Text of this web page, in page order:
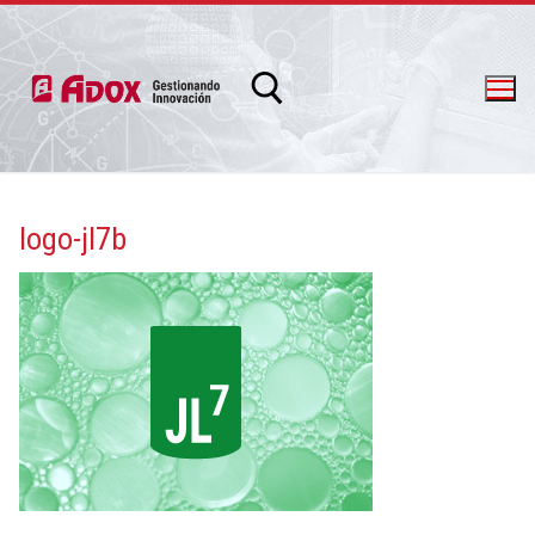
info@adox.com.ar whatsapp: 54 9 11 6230 2470
logo-jl7b